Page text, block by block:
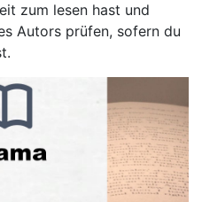
zum lesen hast und
Autors prüfen, sofern du